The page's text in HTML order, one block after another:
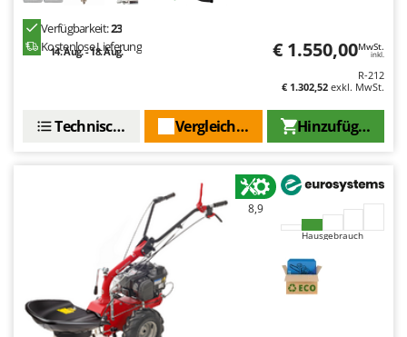
Verfügbarkeit:23
Kostenlose Lieferung
14. Aug. - 18. Aug. € 1.550,00MwSt.
inkl.
R-212
€ 1.302,52 exkl. MwSt.
Hinzufügen
Vergleichen Sie
Technische Daten
8,9
Hausgebrauch